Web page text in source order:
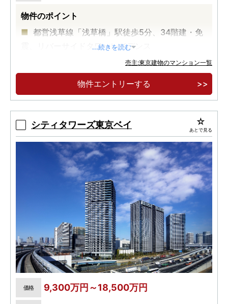
物件のポイント
都営浅草線「浅草橋」駅徒歩5分、34階建・免
震、リバーサイドタワーレジデンス
...続きを読む
売主:東京建物のマンション一覧
物件エントリーする
シティタワーズ東京ベイ あとで見る
価格 9,300万円～18,500万円